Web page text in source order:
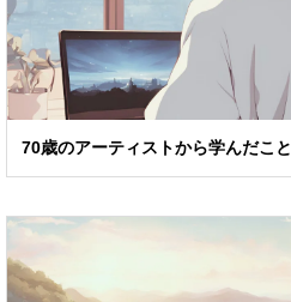
70歳のアーティストから学んだこと